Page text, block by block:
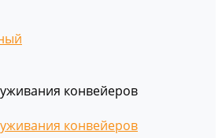
конвейеров
конвейеров